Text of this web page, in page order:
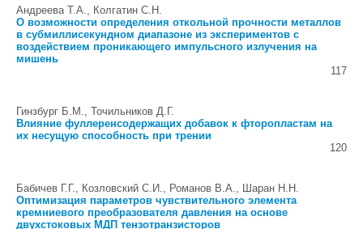
Андреева Т.А., Колгатин С.Н.
О возможности определения откольной прочности металлов
в субмиллисекундном диапазоне из экспериментов с
воздействием проникающего импульсного излучения на
мишень
117
Гинзбург Б.М., Точильников Д.Г.
Влияние фуллеренсодержащих добавок к фторопластам на
их несущую способность при трении
120
Бабичев Г.Г., Козловский С.И., Романов В.А., Шаран Н.Н.
Оптимизация параметров чувствительного элемента
кремниевого преобразователя давления на основе
двухстоковых МДП тензотранзисторов